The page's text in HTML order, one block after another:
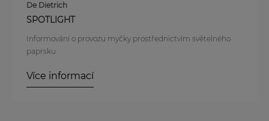
De Dietrich
SPOTLIGHT
Informování o provozu myčky prostřednictvím světelného
paprsku
Více informací